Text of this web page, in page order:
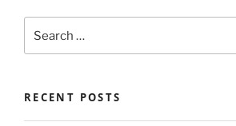
for:
RECENT POSTS